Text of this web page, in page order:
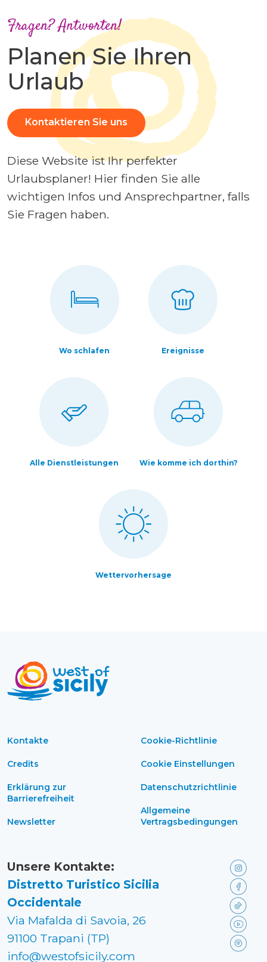
Fragen? Antworten!
Planen Sie Ihren
Urlaub
Kontaktieren Sie uns
Diese Website ist Ihr perfekter
Urlaubsplaner! Hier finden Sie alle
wichtigen Infos und Ansprechpartner, falls
Sie Fragen haben.
Wo schlafen Ereignisse
Alle Dienstleistungen Wie komme ich dorthin?
Wettervorhersage
Kontakte
Credits
Erklärung zur
Barrierefreiheit
Newsletter
Cookie-Richtlinie
Cookie Einstellungen
Datenschutzrichtlinie
Allgemeine
Vertragsbedingungen
Unsere Kontakte:
Distretto Turistico Sicilia
Occidentale
Via Mafalda di Savoia, 26
91100 Trapani (TP)
info@westofsicily.com